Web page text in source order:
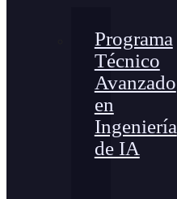
Programa
Técnico
Avanzado
en
Ingeniería
de IA